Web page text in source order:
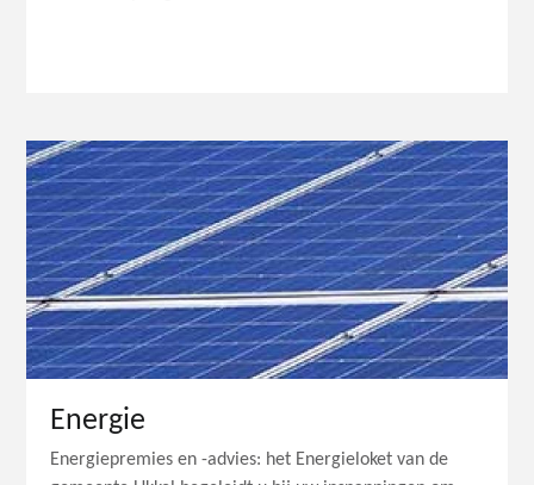
Energie
Energiepremies en -advies: het Energieloket van de